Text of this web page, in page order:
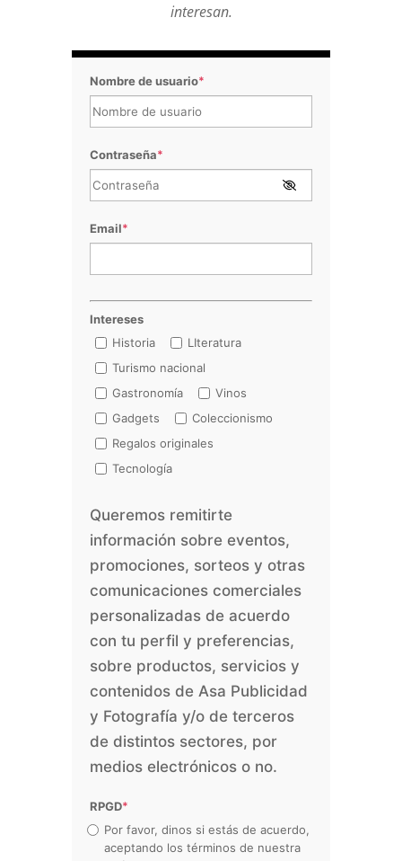
interesan.
Nombre de usuario*
Contraseña*
Email*
Intereses
Historia
LIteratura
Turismo nacional
Gastronomía
Vinos
Gadgets
Coleccionismo
Regalos originales
Tecnología
Queremos remitirte
información sobre eventos,
promociones, sorteos y otras
comunicaciones comerciales
personalizadas de acuerdo
con tu perfil y preferencias,
sobre productos, servicios y
contenidos de Asa Publicidad
y Fotografía y/o de terceros
de distintos sectores, por
medios electrónicos o no.
RPGD*
Por favor, dinos si estás de acuerdo,
aceptando los términos de nuestra